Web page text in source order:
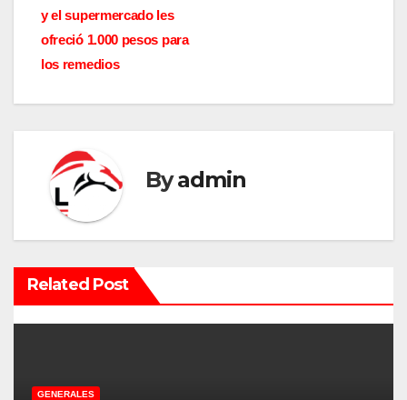
a
v
a
c
i
ó
n
e
y el supermercado les
ofreció 1.000 pesos para
los remedios
Byadmin
Related Post
GENERALES